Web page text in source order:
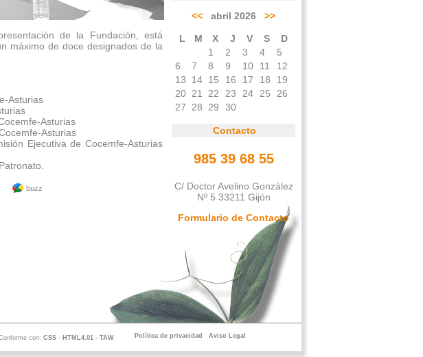
de la Fundación, está
máximo de doce designados de la
Asturias
Asturias
Asturias
Ejecutiva de Cocemfe-Asturias
buzz
<< abril 2026>>
L M X J V S
D
1
2 3 4
5
6
7 8 9 10 11
12
13
14 15 16 17 18
19
20 21 22 23 24 25
26
27
28 29 30
Contacto
985 39 68 55
C/ Doctor Avelino González
Nº 5 33211 Gijón
Formulario de Contacto
con: CSS- HTML4.01- TAW Política de privacidad Aviso Legal